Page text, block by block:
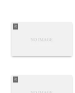
it
it